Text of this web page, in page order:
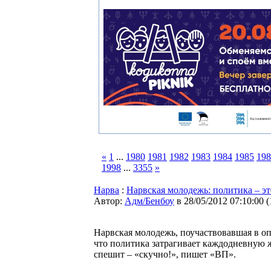
« 1 ... 1980 1981 1982 1983 1984 1985
1998 ... 3355 »
Нарва : Нарвская молодежь: политика –
Автор: Адм/Бенбоу в 28/05/2012 07:10:00 (
Нарвская молодежь, поучаствовавшая в
что политика затрагивает
спешит – «скучно!», пишет «ВП».